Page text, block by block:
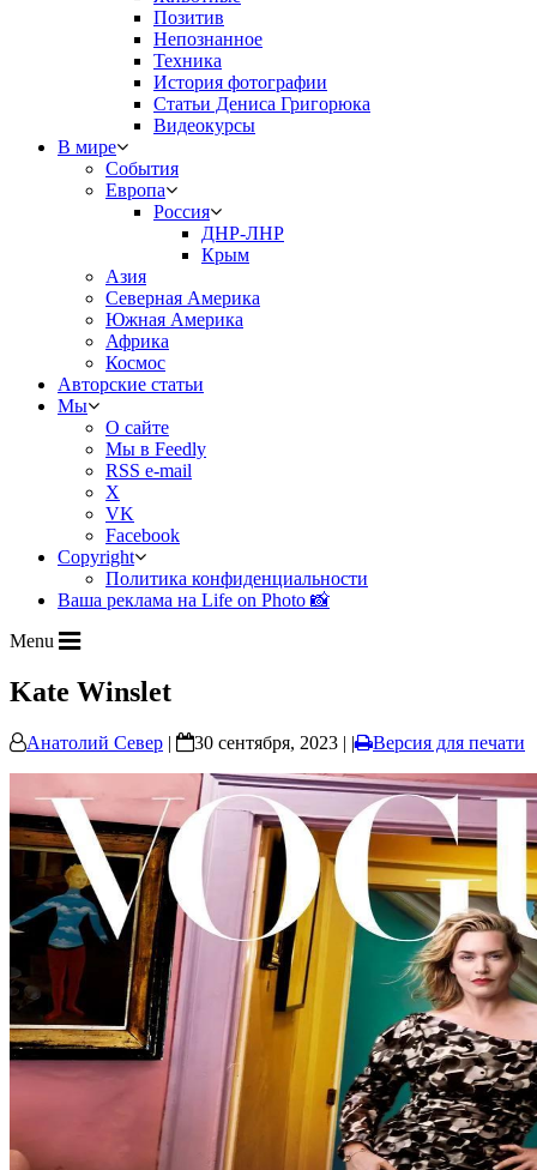
Позитив
Непознанное
Техника
История фотографии
Статьи Дениса Григорюка
Видеокурсы
В мире
События
Европа
Россия
ДНР-ЛНР
Крым
Азия
Северная Америка
Южная Америка
Африка
Космос
Авторские статьи
Мы
О сайте
Мы в Feedly
RSS e-mail
X
VK
Facebook
Copyright
Политика конфиденциальности
Ваша реклама на Life on Photo 📸
Menu
Kate Winslet
Анатолий Север | 30 сентября, 2023 | | Версия для печати